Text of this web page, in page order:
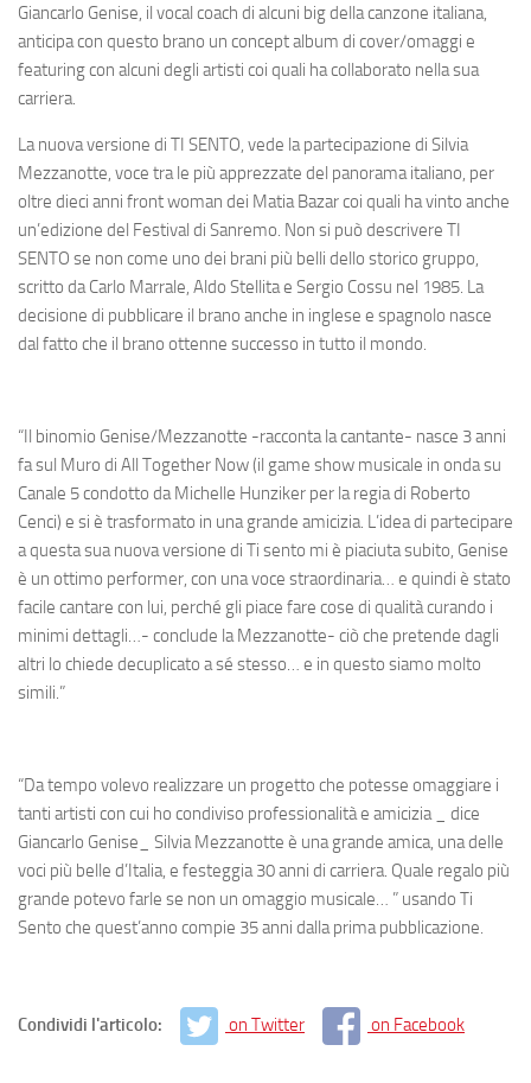
Giancarlo Genise, il vocal coach di alcuni big della canzone italiana,
anticipa con questo brano un concept album di cover/omaggi e
featuring con alcuni degli artisti coi quali ha collaborato nella sua
carriera.
La nuova versione di TI SENTO, vede la partecipazione di Silvia
Mezzanotte, voce tra le più apprezzate del panorama italiano, per
oltre dieci anni front woman dei Matia Bazar coi quali ha vinto anche
un’edizione del Festival di Sanremo. Non si può descrivere TI
SENTO se non come uno dei brani più belli dello storico gruppo,
scritto da Carlo Marrale, Aldo Stellita e Sergio Cossu nel 1985. La
decisione di pubblicare il brano anche in inglese e spagnolo nasce
dal fatto che il brano ottenne successo in tutto il mondo.
“Il binomio Genise/Mezzanotte -racconta la cantante- nasce 3 anni
fa sul Muro di All Together Now (il game show musicale in onda su
Canale 5 condotto da Michelle Hunziker per la regia di Roberto
Cenci) e si è trasformato in una grande amicizia. L’idea di partecipare
a questa sua nuova versione di Ti sento mi è piaciuta subito, Genise
è un ottimo performer, con una voce straordinaria… e quindi è stato
facile cantare con lui, perché gli piace fare cose di qualità curando i
minimi dettagli…- conclude la Mezzanotte- ciò che pretende dagli
altri lo chiede decuplicato a sé stesso… e in questo siamo molto
simili.”
“Da tempo volevo realizzare un progetto che potesse omaggiare i
tanti artisti con cui ho condiviso professionalità e amicizia _ dice
Giancarlo Genise_ Silvia Mezzanotte è una grande amica, una delle
voci più belle d’Italia, e festeggia 30 anni di carriera. Quale regalo più
grande potevo farle se non un omaggio musicale… ” usando Ti
Sento che quest’anno compie 35 anni dalla prima pubblicazione.
Condividi l'articolo: on Twitter on Facebook